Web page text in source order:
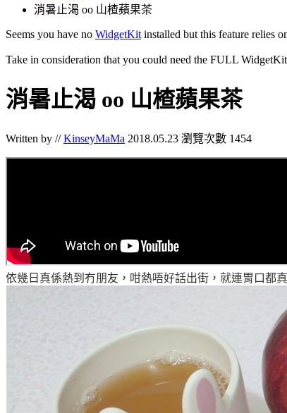
消暑止渴 oo 山楂蘋果茶
Seems you have no WidgetKit installed but this feature relies
Take in consideration that you could need the FULL
消暑止渴 oo 山楂蘋果茶
Written by //KinseyMaMa 2018.05.23 瀏覽次數 1454
依幾日真係熱到冇朋友 ，咁熱唔好話出街 ，就連胃口都